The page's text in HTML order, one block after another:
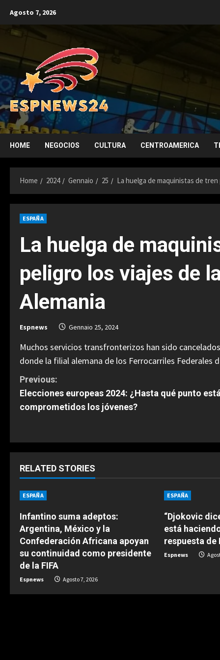
content
Agosto 7, 2026
HOME NEGOCIOS CULTURA CENTROAMERICA
Home 2024 Gennaio 25 La huelga de maquinistas de
ESPAÑA
La huelga de
peligro los viajes de
Alemania
Espnews Gennaio 25, 2024
Muchos servicios transfronterizos han sido
donde la filial alemana de los Ferrocarriles Federales
C
o
t
i
u
e
R
e
Previous:
Elecciones europeas 2024: ¿Hasta qué punto
comprometidos los jóvenes?
RELATED STORIES
ESPAÑA
Infantino suma adeptos:
Argentina, México y la
Confederación Africana apoyan
su continuidad como presidente
de la FIFA
Espnews Agosto 7, 2026
ESPAÑA
“Djokovic
está
respuesta de
Espnews